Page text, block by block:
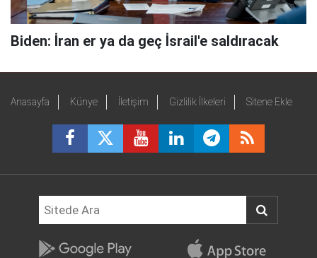
Biden: İran er ya da geç İsrail'e saldıracak
Anasayfa Künye İletişim Gizlilik İlkeleri Sitene Ekle